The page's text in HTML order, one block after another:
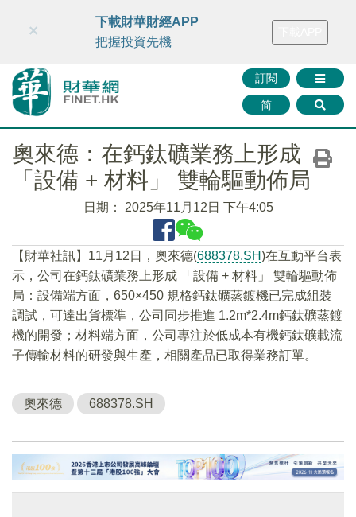
財華智庫網 FINTV FINMETA 財華證券 媒體矩陣
訂閱
简
×
下載財華財經APP
把握投資先機
奧來德：在鈣鈦礦業務上形成
「設備 + 材料」 雙輪驅動佈局
日期： 2025年11月12日 下午4:05
【財華社訊】11月12日，奧來德(688378.SH)在互動平台表
示，公司在鈣鈦礦業務上形成 「設備 + 材料」 雙輪驅動佈
局：設備端方面，650×450 規格鈣鈦礦蒸鍍機已完成組裝
調試，可達出貨標準，公司同步推進 1.2m*2.4m鈣鈦礦蒸鍍
機的開發；材料端方面，公司專注於低成本有機鈣鈦礦載流
子傳輸材料的研發與生產，相關產品已取得業務訂單。
奧來德 688378.SH